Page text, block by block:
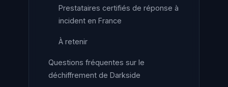
Prestataires certifiés de réponse à
incident en France
À retenir
Questions fréquentes sur le
déchiffrement de Darkside